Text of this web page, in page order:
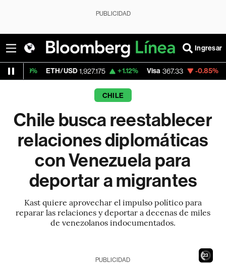
PUBLICIDAD
Ingresar
1,927.175 +1.12% Visa 367.33 -0.85% MercadoLibre
CHILE
Chile busca reestablecer
relaciones diplomáticas
con Venezuela para
deportar a migrantes
Kast quiere aprovechar el impulso político para
reparar las relaciones y deportar a decenas de miles
de venezolanos indocumentados.
21
PUBLICIDAD